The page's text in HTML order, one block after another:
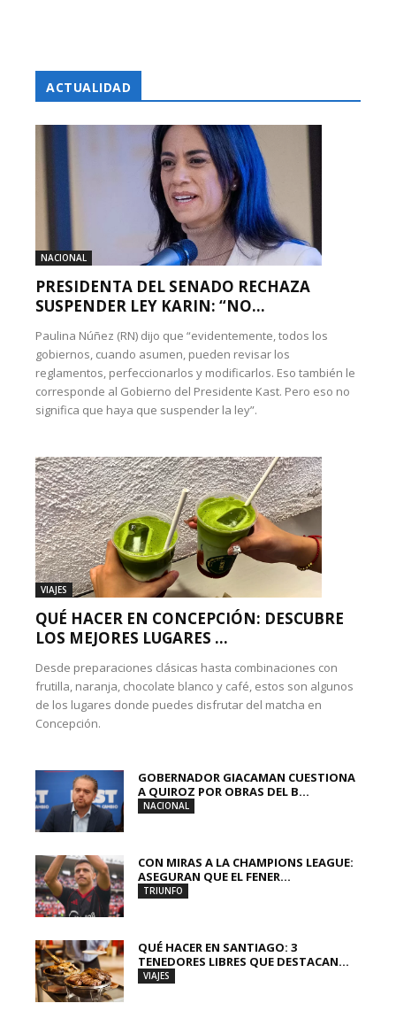
ACTUALIDAD
NACIONAL
PRESIDENTA DEL SENADO RECHAZA
SUSPENDER LEY KARIN: “NO...
Paulina Núñez (RN) dijo que “evidentemente, todos los
gobiernos, cuando asumen, pueden revisar los
reglamentos, perfeccionarlos y modificarlos. Eso también le
corresponde al Gobierno del Presidente Kast. Pero eso no
significa que haya que suspender la ley”.
VIAJES
QUÉ HACER EN CONCEPCIÓN: DESCUBRE
LOS MEJORES LUGARES ...
Desde preparaciones clásicas hasta combinaciones con
frutilla, naranja, chocolate blanco y café, estos son algunos
de los lugares donde puedes disfrutar del matcha en
Concepción.
GOBERNADOR GIACAMAN CUESTIONA
A QUIROZ POR OBRAS DEL B...
NACIONAL
CON MIRAS A LA CHAMPIONS LEAGUE:
ASEGURAN QUE EL FENER...
TRIUNFO
QUÉ HACER EN SANTIAGO: 3
TENEDORES LIBRES QUE DESTACAN...
VIAJES